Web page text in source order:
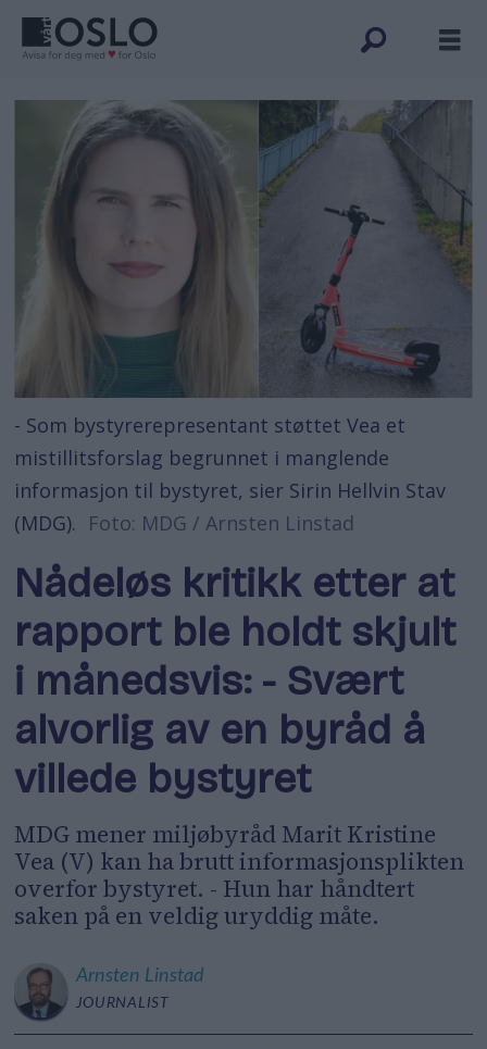
- Som bystyrerepresentant støttet Vea et
mistillitsforslag begrunnet i manglende
informasjon til bystyret, sier Sirin Hellvin Stav
(MDG). Foto: MDG / Arnsten Linstad
Nådeløs kritikk etter at
rapport ble holdt skjult
i månedsvis: - Svært
alvorlig av en byråd å
villede bystyret
MDG mener miljøbyråd Marit Kristine
Vea (V) kan ha brutt informasjonsplikten
overfor bystyret. - Hun har håndtert
saken på en veldig uryddig måte.
Arnsten Linstad
JOURNALIST